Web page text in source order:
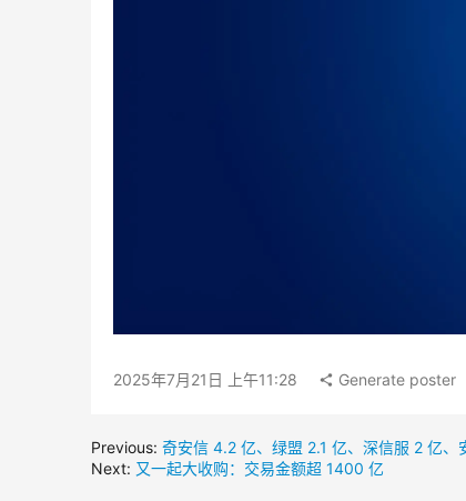
2025年7月21日 上午11:28 Generate poster
Previous: 奇安信 4.2 亿、绿盟 2.1 亿、深信服 2 亿
Next: 又一起大收购：交易金额超 1400 亿